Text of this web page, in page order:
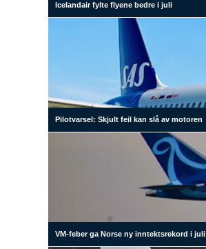
Icelandair fylte flyene bedre i juli
Pilotvarsel: Skjult feil kan slå av motoren
VM-feber ga Norse ny inntektsrekord i juli